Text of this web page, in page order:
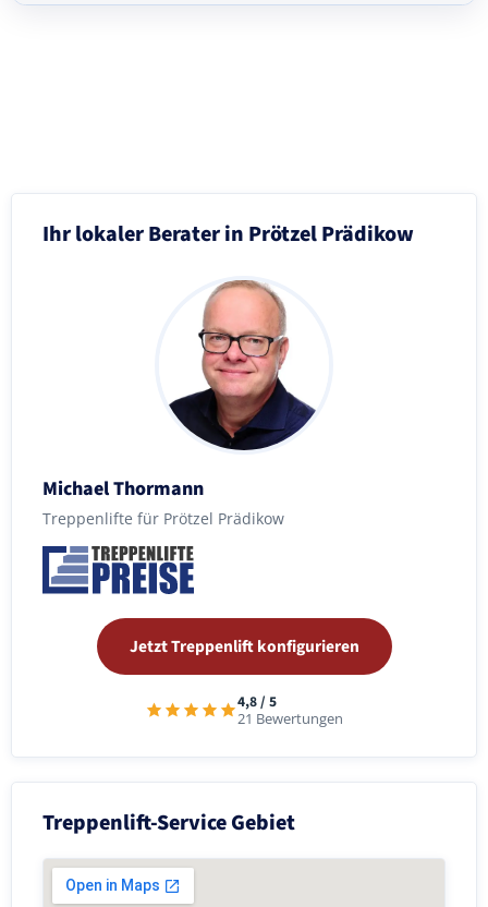
Ihr lokaler Berater in Prötzel Prädikow
Michael Thormann
Treppenlifte für Prötzel Prädikow
Jetzt Treppenlift konfigurieren
4,8 / 5
21 Bewertungen
Treppenlift-Service Gebiet